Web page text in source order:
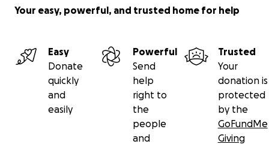
Your easy, powerful, and trusted home for help
Easy
Donate
quickly
and
easily
Powerful
Send
help
right to
the
people
and
Trusted
Your
donation is
protected
by the
GoFundMe
Giving